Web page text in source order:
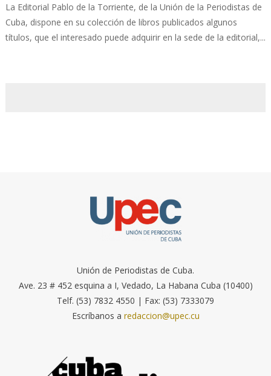
La Editorial Pablo de la Torriente, de la Unión de la Periodistas de
Cuba, dispone en su colección de libros publicados algunos
títulos, que el interesado puede adquirir en la sede de la editorial,...
Unión de Periodistas de Cuba.
Ave. 23 # 452 esquina a I, Vedado, La Habana Cuba (10400)
Telf. (53) 7832 4550 | Fax: (53) 7333079
Escríbanos a redaccion@upec.cu